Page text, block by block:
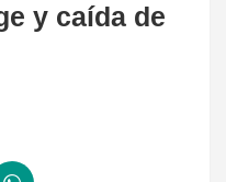
y caída de